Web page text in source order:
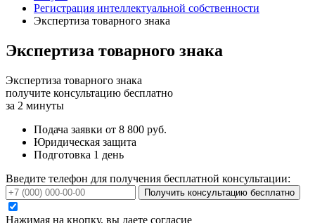
Регистрация интеллектуальной собственности
Экспертиза товарного знака
Экспертиза товарного знака
Экспертиза товарного знака
получите консультацию бесплатно
за 2 минуты
Подача заявки от 8 800 руб.
Юридическая защита
Подготовка 1 день
Введите телефон для получения бесплатной консультации:
Получить консультацию бесплатно
Нажимая на кнопку, вы даете согласие